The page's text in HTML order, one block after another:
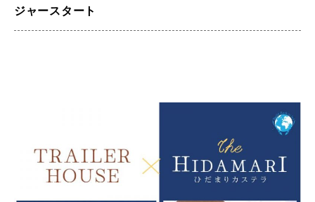
ジャースタート